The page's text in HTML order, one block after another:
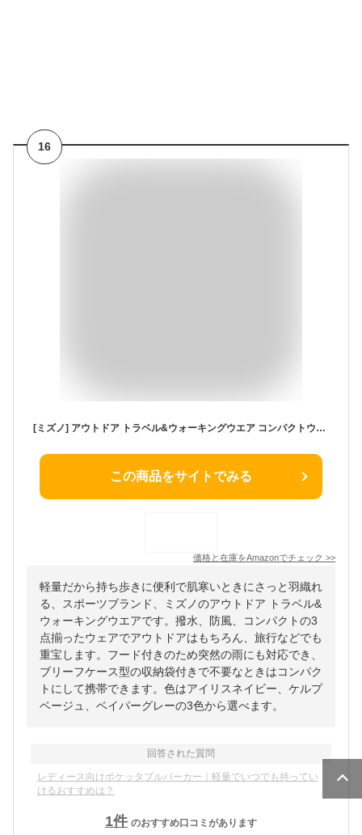
16
[ミズノ] アウトドア トラベル&ウォーキングウエア コンパクトウォーターリパレント ジャケット 撥水 防風 go to by B2ME1251 レディース アイリスネイビー M
この商品をサイトでみる
価格と在庫をAmazonでチェック >>
軽量だから持ち歩きに便利で肌寒いときにさっと羽織れ
る、スポーツブランド、ミズノのアウトドア トラベル&
ウォーキングウエアです。撥水、防風、コンパクトの3
点揃ったウェアでアウトドアはもちろん、旅行などでも
重宝します。フード付きのため突然の雨にも対応でき、
ブリーフケース型の収納袋付きで不要なときはコンパク
トにして携帯できます。色はアイリスネイビー、ケルプ
ベージュ、ベイパーグレーの3色から選べます。
回答された質問
レディース向けポケッタブルパーカー｜軽量でいつでも持ってい
けるおすすめは？
1件 のおすすめ口コミがあります